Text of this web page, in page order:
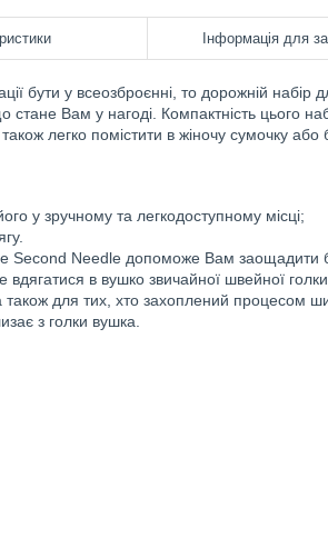
Інформація для
бути у всеозброєнні, то дорожній набір
Вам у нагоді. Компактність цього
легко помістити в жіночу сумочку або
у зручному та легкодоступному місці;
Second Needle допоможе Вам заощадити
в вушко звичайної швейної голки.
також для тих, хто захоплений процесом
з голки вушка.